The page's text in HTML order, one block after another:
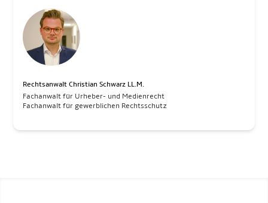
Rechtsanwalt Christian Schwarz LL.M.
Fachanwalt für Urheber- und Medienrecht
Fachanwalt für gewerblichen Rechtsschutz